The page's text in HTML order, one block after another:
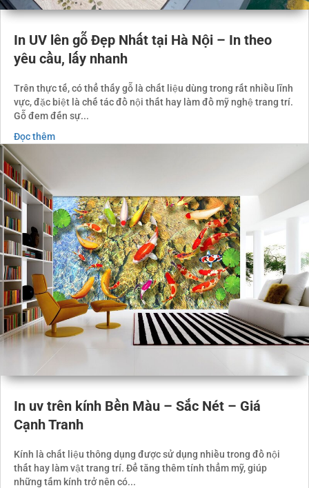
In UV lên gỗ Đẹp Nhất tại Hà Nội – In theo
yêu cầu, lấy nhanh
Trên thực tế, có thể thấy gỗ là chất liệu dùng trong rất nhiều lĩnh
vực, đặc biệt là chế tác đồ nội thất hay làm đồ mỹ nghệ trang trí.
Gỗ đem đến sự...
Đọc thêm
In uv trên kính Bền Màu – Sắc Nét – Giá
Cạnh Tranh
Kính là chất liệu thông dụng được sử dụng nhiều trong đồ nội
thất hay làm vật trang trí. Để tăng thêm tính thẩm mỹ, giúp
những tấm kính trở nên có...